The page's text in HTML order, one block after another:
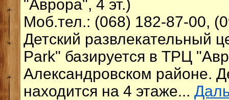
"Аврора", 4 эт.)
Моб.тел.: (068) 182-87-00,
Детский развлекательный
Park" базируется в ТРЦ
Александровском районе.
находится на 4 этаже...